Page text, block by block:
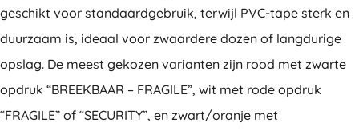
geschikt voor standaardgebruik, terwijl PVC-tape sterk en
duurzaam is, ideaal voor zwaardere dozen of langdurige
opslag. De meest gekozen varianten zijn rood met zwarte
opdruk “BREEKBAAR – FRAGILE”, wit met rode opdruk
“FRAGILE” of “SECURITY”, en zwart/oranje met